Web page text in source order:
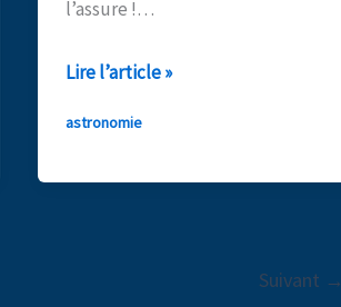
l’assure !…
Observez
Lire l’article »
astronomie
Suivant →